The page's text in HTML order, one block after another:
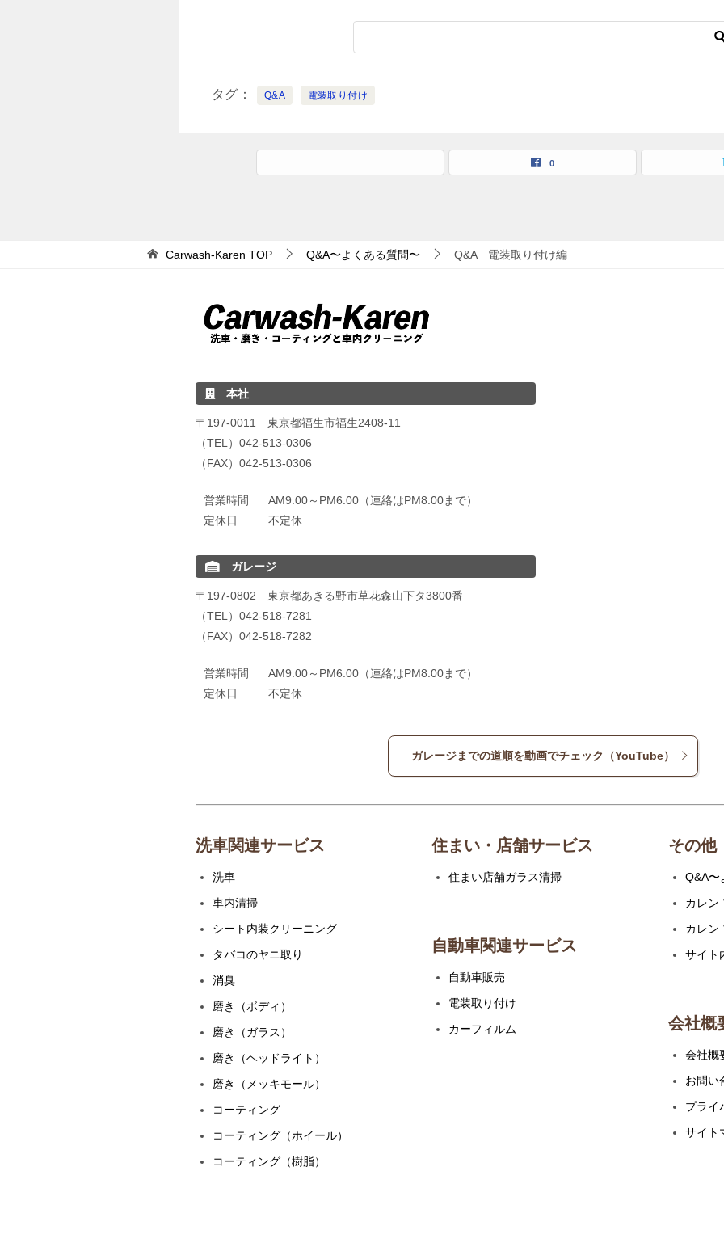
タグ Q&A 電装取り付け
0
Carwash-Karen TOP Q&A〜よくある質問〜 Q&A 電装取り付け編
本社
〒197-0011 東京都福生市福生2408-11
（TEL）042-513-0306
（FAX）042-513-0306
営業時間
AM9:00～PM6:00（連絡はPM8:00まで）
定休日
不定休
ガレージ
〒197-0802 東京都あきる野市草花森山下タ3800番
（TEL）042-518-7281
（FAX）042-518-7282
営業時間
AM9:00～PM6:00（連絡はPM8:00まで）
定休日
不定休
ガレージまでの道順を動画でチェック（YouTube）
洗車関連サービス
洗車
車内清掃
シート内装クリーニング
タバコのヤニ取り
消臭
磨き（ボディ）
磨き（ガラス）
磨き（ヘッドライト）
磨き（メッキモール）
コーティング
コーティング（ホイール）
コーティング（樹脂）
住まい・店舗サービス
住まい店舗ガラス清掃
自動車関連サービス
自動車販売
電装取り付け
カーフィルム
その他
Q&A〜
カレン
カレン
サイト
会社概
会社概
お問い
プライ
サイト